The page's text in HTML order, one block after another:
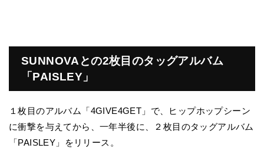
SUNNOVAとの2枚目のタッグアルバム
「PAISLEY」
１枚目のアルバム「4GIVE4GET」で、ヒップホップシーン
に衝撃を与えてから、一年半後に、２枚目のタッグアルバム
「PAISLEY」をリリース。